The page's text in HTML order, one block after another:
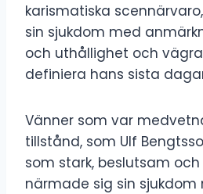
karismatiska
sin sjukdom med
och uthållighet och
definiera hans sista
Vänner som var
tillstånd, som Ulf
som stark, beslutsam
närmade sig sin